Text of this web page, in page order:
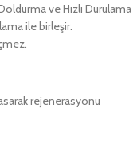
ve Hızlı Durulama
ile birleşir.
rejenerasyonu